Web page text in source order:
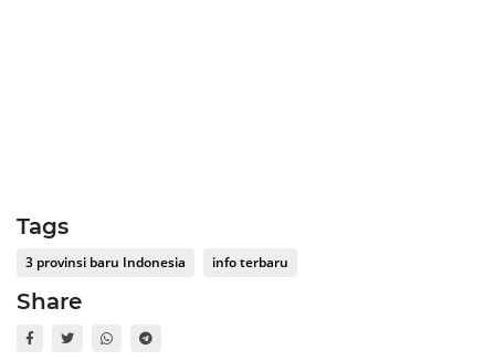
Tags
3 provinsi baru Indonesia info terbaru
Share